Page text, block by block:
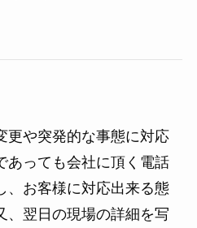
更や突発的な事態に対応
あっても会社に頂く電話
、お客様に対応出来る態
、翌日の現場の詳細を写